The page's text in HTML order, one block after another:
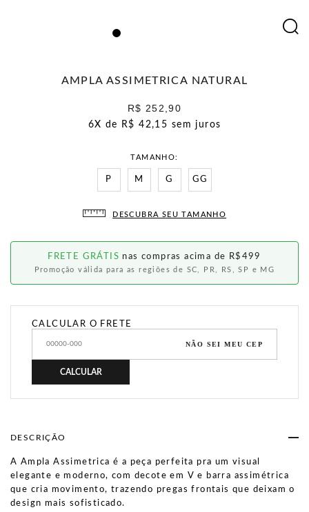
AMPLA ASSIMETRICA NATURAL
R$ 252,90
6X de R$ 42,15 sem juros
TAMANHO
P M G GG
DESCUBRA SEU TAMANHO
FRETE GRÁTIS nas compras acima de R$499
Promoção válida para as regiões de SC, PR, RS, SP e MG
CALCULAR O FRETE
NÃO SEI MEU CEP
CALCULAR
DESCRIÇÃO
A Ampla Assimetrica é a peça perfeita pra um visual
elegante e moderno, com decote em V e barra assimétrica
que cria movimento, trazendo pregas frontais que deixam o
design mais sofisticado.